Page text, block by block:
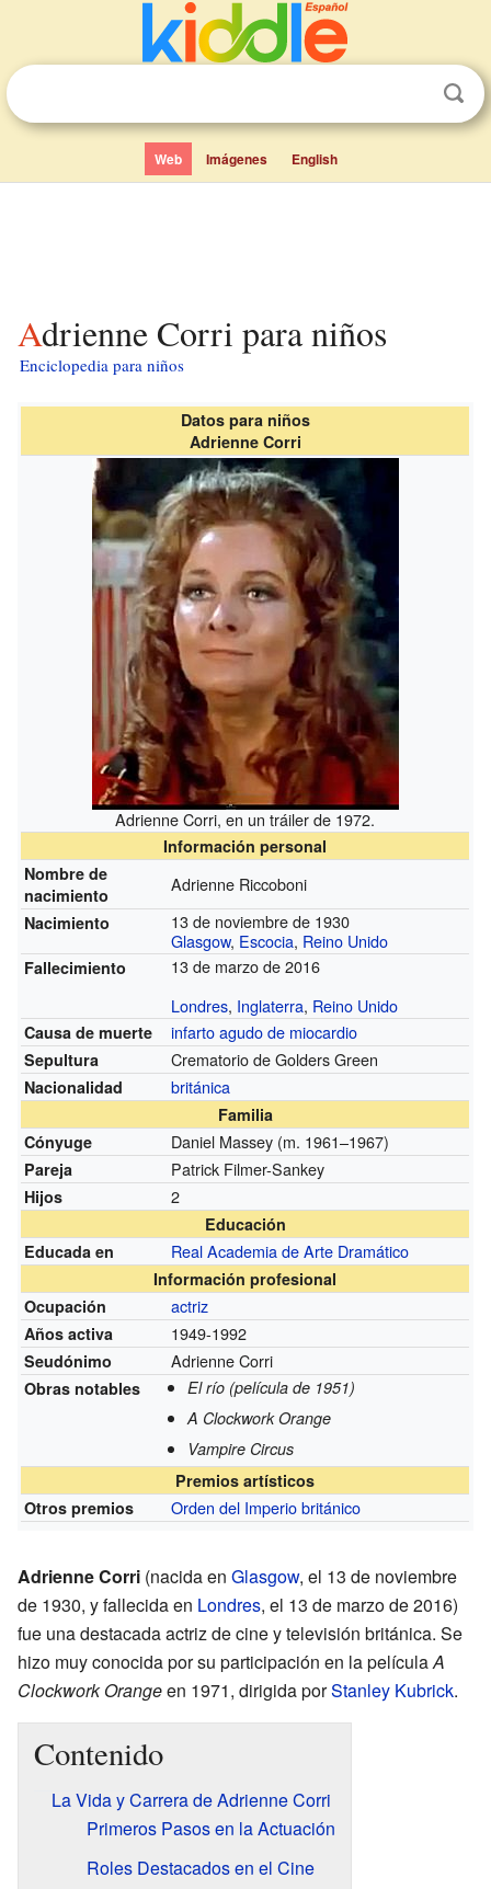
Web Imágenes English
Adrienne Corri para niños
Enciclopedia para niños
Datos para niños
Adrienne Corri
Adrienne Corri, en un tráiler de 1972.
Información personal
Nombre de
nacimiento
Adrienne Riccoboni
Nacimiento
13 de noviembre de 1930
Glasgow, Escocia, Reino Unido
Fallecimiento
13 de marzo de 2016
Londres, Inglaterra, Reino Unido
Causa de muerte infarto agudo de miocardio
Sepultura Crematorio de Golders Green
Nacionalidad británica
Familia
Cónyuge
Daniel Massey (m. 1961–1967)
Pareja Patrick Filmer-Sankey
Hijos 2
Educación
Educada en
Real Academia de Arte Dramático
Información profesional
Ocupación
actriz
Años activa 1949-1992
Seudónimo Adrienne Corri
Obras notables
El río (película de 1951)
A Clockwork Orange
Vampire Circus
Premios artísticos
Otros premios
Orden del Imperio británico
Adrienne Corri (nacida en Glasgow, el 13 de noviembre
de 1930, y fallecida en Londres, el 13 de marzo de 2016)
fue una destacada actriz de cine y televisión británica. Se
hizo muy conocida por su participación en la películaA
Clockwork Orangeen 1971, dirigida porStanley Kubrick.
Contenido
La Vida y Carrera de Adrienne Corri
Primeros Pasos en la Actuación
Roles Destacados en el Cine